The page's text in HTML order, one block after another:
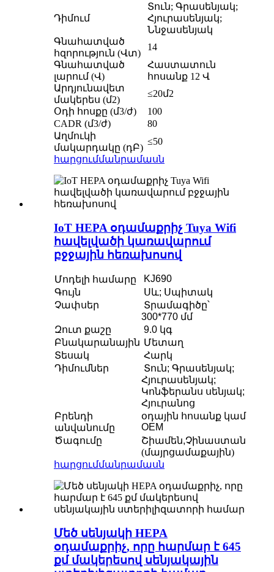
Դիմում
Տուն; Գրասենյակ;
Հյուրասենյակ;
Ննջասենյակ
Գնահատված
հզորություն (Վտ)
14
Գնահատված
լարում (Վ)
Հաստատուն
հոսանք 12 Վ
Արդյունավետ
մակերես (մ2)
≤20մ2
Օդի հոսքը (մ3/ժ)
100
CADR (մ3/ժ)
80
Աղմուկի
մակարդակը (դԲ)
≤50
հարցումմանրամասն
IoT HEPA օդամաքրիչ Tuya Wifi
հավելվածի կառավարում
բջջային հեռախոսով
Մոդելի համարը
KJ690
Գույն
Սև; Սպիտակ
Չափսեր
Տրամագիծը՝
300*770 մմ
Զուտ քաշը
9.0 կգ
Բնակարանային Մետաղ
Տեսակ
Հարկ
Դիմումներ
Տուն; Գրասենյակ;
Հյուրասենյակ;
Կոնֆերանս սենյակ;
Հյուրանոց
Բրենդի
անվանումը
օդային հոսանք կամ
OEM
Ծագումը
Շիամեն,Չինաստան
(մայրցամաքային)
հարցումմանրամասն
Մեծ սենյակի HEPA
օդամաքրիչ, որը հարմար է 645
քմ մակերեսով սենյակային